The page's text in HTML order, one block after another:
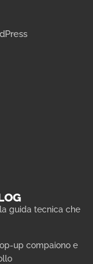
guida tecnica che
up compaiono e